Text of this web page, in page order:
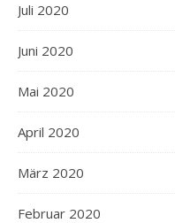
Juli 2020
Juni 2020
Mai 2020
April 2020
März 2020
Februar 2020